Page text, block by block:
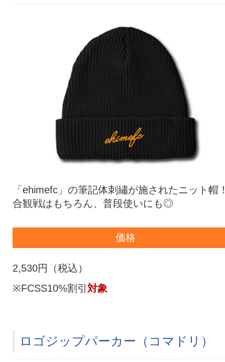
「ehimefc」の筆記体刺繡が施されたニット帽
合観戦はもちろん、普段使いにも◎
価格
2,530円（税込）
※FCSS10%割引 対象
ロゴジップパーカー（コマドリ）